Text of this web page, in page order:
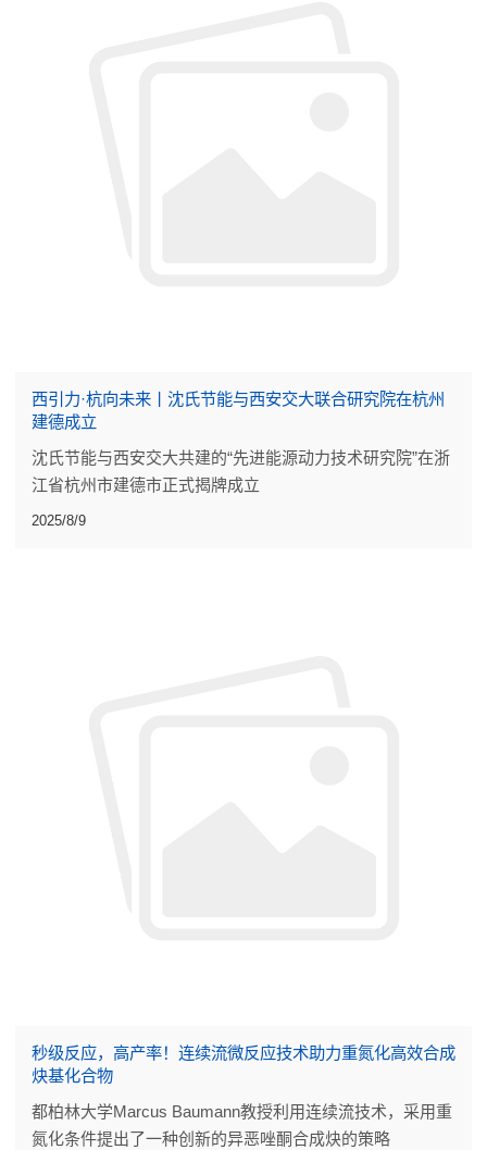
西引力·杭向未来丨沈氏节能与西安交大联合研究院在杭州
建德成立
沈氏节能与西安交大共建的“先进能源动力技术研究院”在浙
江省杭州市建德市正式揭牌成立
2025/8/9
秒级反应，高产率！连续流微反应技术助力重氮化高效合成
炔基化合物
都柏林大学Marcus Baumann教授利用连续流技术，采用重
氮化条件提出了一种创新的异恶唑酮合成炔的策略